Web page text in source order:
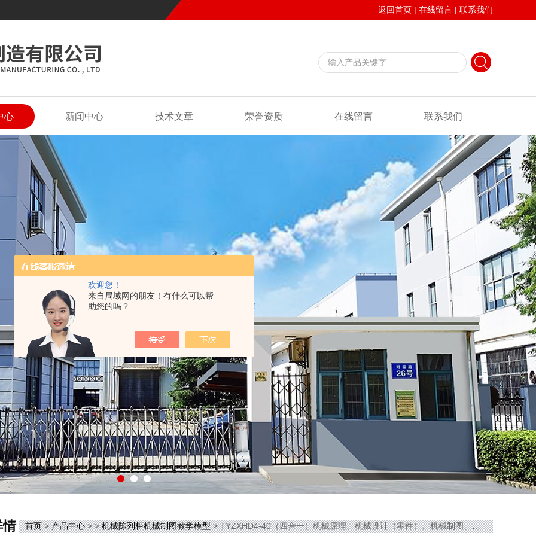
欢迎您！
来自局域网的朋友！有什么可以帮
助您的吗？
返回首页 | 在线留言 | 联系我们
心 新闻中心 技术文章 荣誉资质 在线留言 联系我们
情 首页>产品中心> >机械陈列柜机械制图教学模型> TYZXHD4-40（四合一）机械原理、机械设计（零件）、机械制图、减速器综合陈列柜|机械制图教学模型